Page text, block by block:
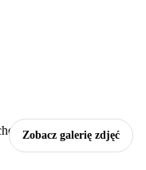
Zobacz galerię zdjęć